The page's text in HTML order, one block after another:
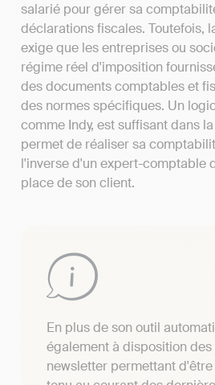
salarié pour gérer sa
déclarations fiscales. Toutefois,
exige que les entreprises ou
régime réel d'imposition
des documents comptables et
des normes spécifiques. Un
comme Indy, est suffisant dans
permet de réaliser sa
l'inverse d'un expert-comptable
place de son client.
En plus de son outil
également à disposition
newsletter permettant